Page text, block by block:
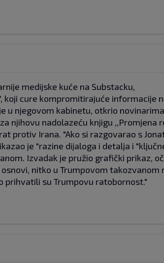
medijske kuće na Substacku,
koji cure kompromitirajuće informacije
u njegovom kabinetu, otkrio
njihovu nadolazeću knjigu ,,Promjena
protiv Irana. "Ako si razgovarao s
je "razine dijaloga i detalja i
Izvadak je pružio grafički prikaz,
osnovi, nitko u Trumpovom
prihvatili su Trumpovu ratobornost."